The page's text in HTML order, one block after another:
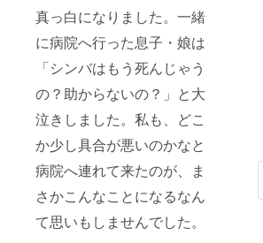
真っ白になりました。一緒
に病院へ行った息子・娘は
「シンバはもう死んじゃう
の？助からないの？」と大
泣きしました。私も、どこ
か少し具合が悪いのかなと
病院へ連れて来たのが、ま
さかこんなことになるなん
て思いもしませんでした。